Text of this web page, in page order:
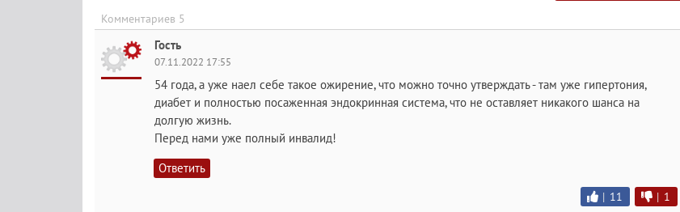
Комментариев 5
Гость
07.11.2022 17:55
54 года, а уже наел себе такое ожирение, что можно точно утверждать - там уже гипертония,
диабет и полностью посаженная эндокринная система, что не оставляет никакого шанса на
долгую жизнь.
Перед нами уже полный инвалид!
Ответить
| 11 | 1